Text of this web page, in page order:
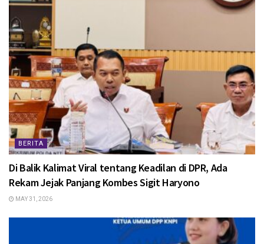
BERITA
Di Balik Kalimat Viral tentang Keadilan di DPR, Ada
Rekam Jejak Panjang Kombes Sigit Haryono
MAY 31, 2026